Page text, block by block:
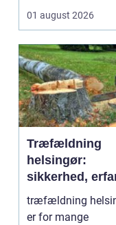
01 august 2026
Træfældning
helsingør:
sikkerhed,
og gode
i nordsjælland
træfældning
er for mange